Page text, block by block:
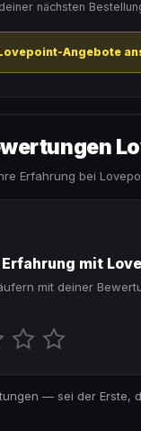
deiner nächsten
Angebote
Erfahrung bei
mit
mit deiner
— sei der Erste,